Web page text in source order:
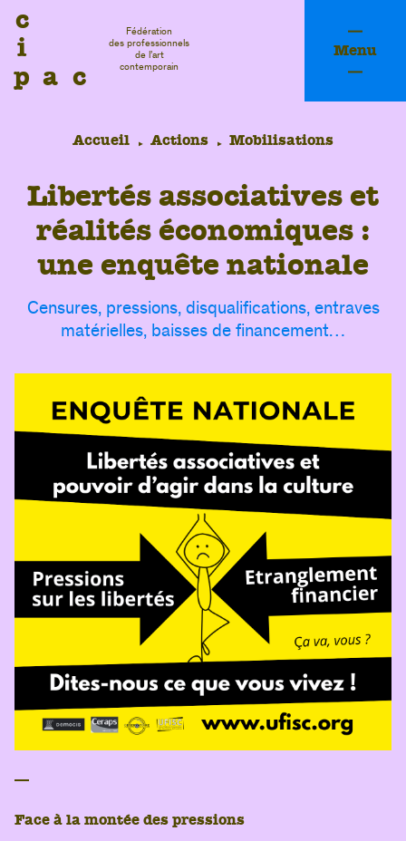
c
i
p a c
Fédération
des professionnels
de l’art
contemporain
Menu
Si vous êtes membre du CIPAC,
demandez
, puis connectez-vous pour enrichir
votre visite de contenus et d’informations qui
vous sont dédiés.
Si vous avez déjà déposé une annonce,
connectez-vous pour accéder à votre compte.
Adresse e-mail
Mot de passe oublié ?
Accueil Actions Mobilisations
Libertés associatives et
réalités économiques :
une enquête nationale
Censures, pressions, disqualifications, entraves
matérielles, baisses de financement…
Face à la montée des pressions